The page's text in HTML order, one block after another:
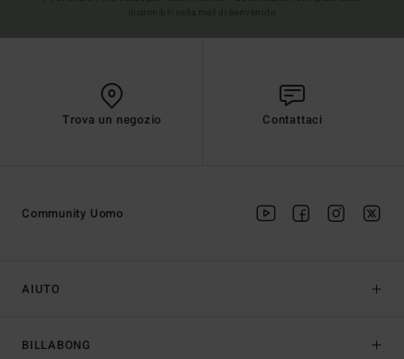
Trova un negozio Contattaci
AIUTO
BILLABONG
Community Uomo